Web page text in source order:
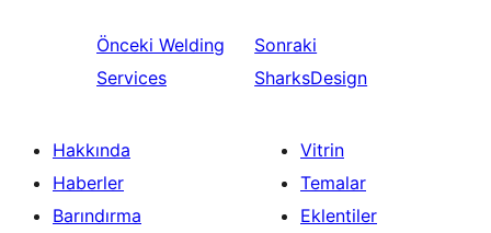
Önceki Welding
Services
Sonraki
SharksDesign
Hakkında
Haberler
Barındırma
Vitrin
Temalar
Eklentiler